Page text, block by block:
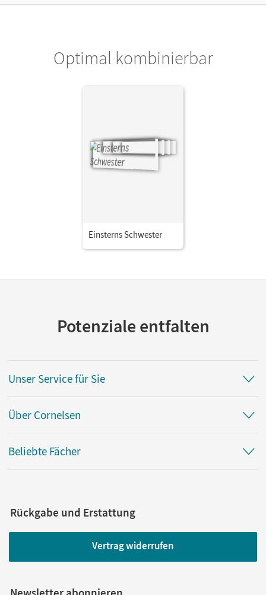
Optimal kombinierbar
Einsterns Schwester
Potenziale entfalten
Unser Service für Sie
Über Cornelsen
Beliebte Fächer
Rückgabe und Erstattung
Vertrag widerrufen